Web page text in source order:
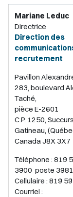
Mariane Leduc
Directrice
Direction des
recrutement
Pavillon
283, boulevard
Taché,
pièce E-2601
C.P. 1250,
Gatineau,
Canada J8X 3X7
Téléphone : 819
3900 poste 3981
Cellulaire : 819
Courriel :